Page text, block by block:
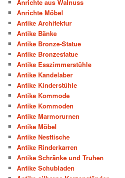
Anrichte aus Walnuss
Anrichte Möbel
Antike Architektur
Antike Bänke
Antike Bronze-Statue
Antike Bronzestatue
Antike Esszimmerstühle
Antike Kandelaber
Antike Kinderstühle
Antike Kommode
Antike Kommoden
Antike Marmorurnen
Antike Möbel
Antike Nesttische
Antike Rinderkarren
Antike Schränke und Truhen
Antike Schubladen